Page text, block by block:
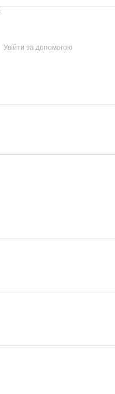
Увійти за допомогою